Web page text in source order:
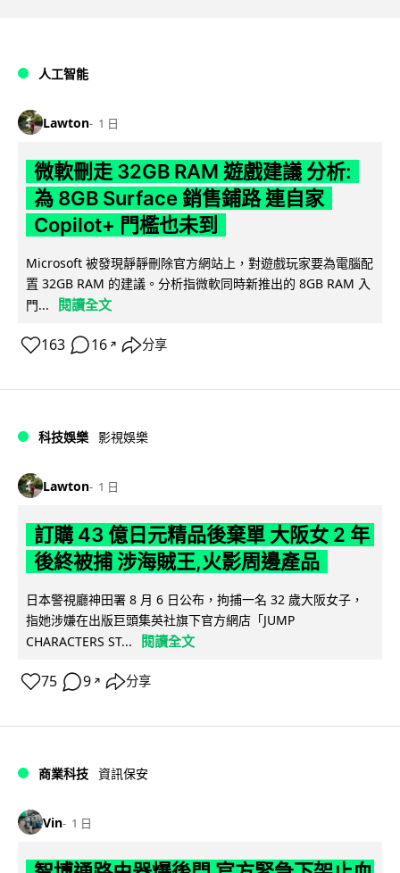
人工智能
Lawton 1 日
微軟刪走 32GB RAM 遊戲建議 分析:
為 8GB Surface 銷售鋪路 連自家
Copilot+ 門檻也未到
Microsoft 被發現靜靜刪除官方網站上，對遊戲玩家要為電腦配
置 32GB RAM 的建議。分析指微軟同時新推出的 8GB RAM 入
門...
閱讀全文
163 16 ↗ 分享
科技娛樂 影視娛樂
Lawton 1 日
訂購 43 億日元精品後棄單 大阪女 2 年
後終被捕 涉海賊王,火影周邊產品
日本警視廳神田署 8 月 6 日公布，拘捕一名 32 歲大阪女子，
指她涉嫌在出版巨頭集英社旗下官方網店「JUMP
CHARACTERS ST...
閱讀全文
75 9 ↗ 分享
商業科技 資訊保安
Vin 1 日